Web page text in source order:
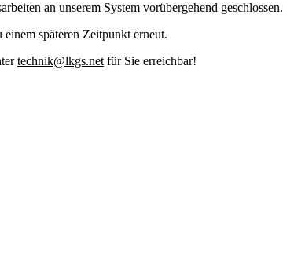
an unserem System vorübergehend geschlossen.
späteren Zeitpunkt erneut.
technik@lkgs.netfür Sie erreichbar!